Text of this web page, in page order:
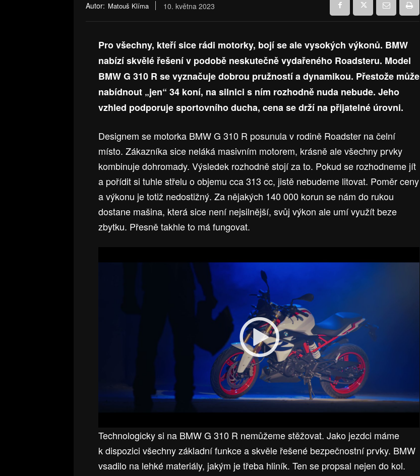
Autor: Matouš Klíma 10. května 2023
Pro všechny, kteří sice rádi motorky, bojí se ale vysokých výkonů. BMW
nabízí skvělé řešení v podobě neskutečně vydařeného Roadsteru. Model
BMW G 310 R se vyznačuje dobrou pružností a dynamikou. Přestože může
nabídnout „jen“ 34 koní, na silnici s ním rozhodně nuda nebude. Jeho
vzhled podporuje sportovního ducha, cena se drží na přijatelné úrovni.
Designem se motorka BMW G 310 R posunula v rodině Roadster na čelní
místo. Zákazníka sice neláká masivním motorem, krásně ale všechny prvky
kombinuje dohromady. Výsledek rozhodně stojí za to. Pokud se rozhodneme jít
a pořídit si tuhle střelu o objemu cca 313 cc, jistě nebudeme litovat. Poměr ceny
a výkonu je totiž nedostižný. Za nějakých 140 000 korun se nám do rukou
dostane mašina, která sice není nejsilnější, svůj výkon ale umí využít beze
zbytku. Přesně takhle to má fungovat.
Technologicky si na BMW G 310 R nemůžeme stěžovat. Jako jezdci máme
k dispozici všechny základní funkce a skvěle řešené bezpečnostní prvky. BMW
vsadilo na lehké materiály, jakým je třeba hliník. Ten se propsal nejen do kol.